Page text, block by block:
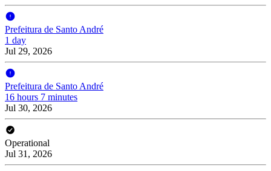
Prefeitura de Santo André
1 day
Jul 29, 2026
Prefeitura de Santo André
16 hours 7 minutes
Jul 30, 2026
Operational
Jul 31, 2026